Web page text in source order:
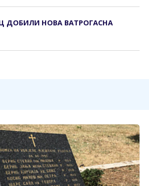
ДОБИЛИ НОВА ВАТРОГАСНА